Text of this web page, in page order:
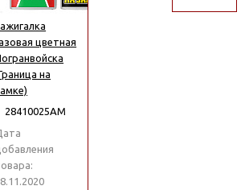
цветная
на
28410025АМ